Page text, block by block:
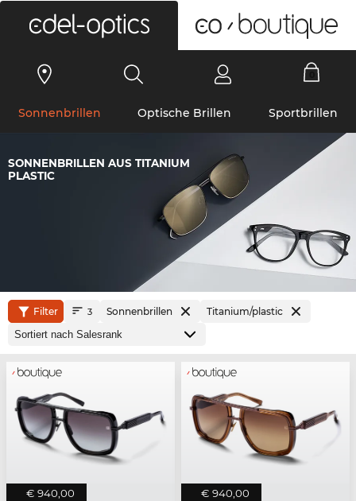
Sonnenbrillen Optische Brillen Sportbrillen
SONNENBRILLEN AUS TITANIUM
PLASTIC
Filter 3 Sonnenbrillen Titanium/plastic
€ 940,00 € 940,00